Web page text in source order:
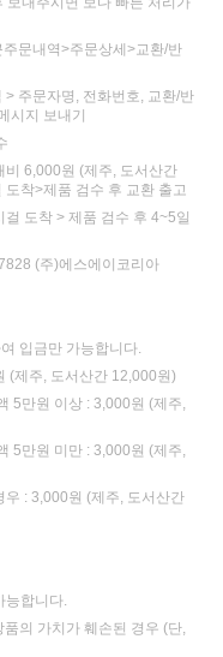
문내역>주문상세>교환/반
주문자명, 전화번호, 교환/반
시지 보내기
비 6,000원 (제주, 도서산간
착>제품 검수 후 교환 출고
도착 > 제품 검수 후 4~5일
(주)에스에이코리아
입금만 가능합니다.
(제주, 도서산간 12,000원)
5만원 이상 : 3,000원 (제주,
5만원 미만 : 3,000원 (제주,
우 : 3,000원 (제주, 도서산간
능합니다.
의 가치가 훼손된 경우 (단,